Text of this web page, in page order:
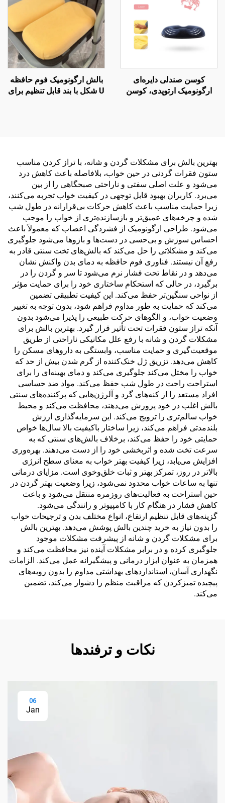
کوسن صندلی دایره‌ای
ارگونومیک ارتوپدی، کوسن
بالش ارگونومیک فوم حافظه
U شکل با بند قابل تنظیم برای
بهترین بالش برای مشکلات گردن و شانه، با تراز کردن مناسب
ستون فقرات گردنی در حین خواب، بلافاصله باعث کاهش درد
می‌شود و علت اصلی سفتی و ناراحتی صبحگاهی را از بین
می‌برد. کاربران بهبود قابل توجهی در کیفیت خواب تجربه می‌کنند،
زیرا حمایت مناسب باعث کاهش حرکات بی‌قرارانه در طول شب
شده و چرخه‌های عمیق‌تر و بازسازنده‌تری از خواب را موجب
می‌شود. طراحی ارگونومیک از فشردگی اعصاب که معمولاً باعث
احساس سوزش و بی‌حسی در دست‌ها و بازوها می‌شود جلوگیری
می‌کند و مشکلاتی را حل می‌کند که بالش‌های تخت سنتی قادر به
رفع آن نیستند. فناوری فوم حافظه به دمای بدن واکنش نشان
می‌دهد و در نقاط تحت فشار نرم می‌شود تا سر و گردن را در
برگیرد، در حالی که استحکام ساختاری خود را برای حمایت مؤثر
از نواحی سنگین‌تر حفظ می‌کند. این کیفیت تطبیقی تضمین
می‌کند که حمایت به طور مداوم فراهم شود، بدون توجه به تغییر
وضعیت خواب، و الگوهای حرکت طبیعی را پذیرا می‌شود بدون
آنکه تراز ستون فقرات تحت تأثیر قرار گیرد. بهترین بالش برای
مشکلات گردن و شانه با رفع علل مکانیکی ناراحتی از طریق
موقعیت‌گیری و حمایت مناسب، وابستگی به داروهای مسکن را
کاهش می‌دهد. تزریق ژل خنک‌کننده از گرم شدن بیش از حد که
خواب را مختل می‌کند جلوگیری می‌کند و دمای بهینه‌ای را برای
استراحت راحت در طول شب حفظ می‌کند. مواد ضد حساسی
افراد مستعد را از کنه‌های گرد و آلرژن‌هایی که پرکننده‌های سنتی
بالش اغلب در خود پرورش می‌دهند، محافظت می‌کند و محیط
خواب سالم‌تری را ترویج می‌کند. این سرمایه‌گذاری ارزش
بلندمدتی فراهم می‌کند، زیرا ساختار باکیفیت بالا سال‌ها خواص
حمایتی خود را حفظ می‌کند، برخلاف بالش‌های سنتی که به
سرعت تخت شده و اثربخشی خود را از دست می‌دهند. بهره‌وری
افزایش می‌یابد، زیرا کیفیت بهتر خواب به معنای سطح انرژی
بالاتر در روز، تمرکز بهتر و ثبات خلق‌وخوی است. مزایای درمانی
تنها به ساعات خواب محدود نمی‌شود، زیرا وضعیت بهتر گردن در
حین استراحت به فعالیت‌های روزمره منتقل می‌شود و باعث
کاهش فشار در هنگام کار با کامپیوتر و رانندگی می‌شود.
گزینه‌های قابل تنظیم ارتفاع، انواع مختلف بدن و ترجیحات خواب
را بدون نیاز به خرید چندین بالش پوشش می‌دهد. بهترین بالش
برای مشکلات گردن و شانه از پیشرفت مشکلات موجود
جلوگیری کرده و در برابر مشکلات آینده نیز محافظت می‌کند و
همزمان به عنوان ابزار درمانی و پیشگیرانه عمل می‌کند. الزامات
نگهداری آسان، استانداردهای بهداشتی مداوم را بدون رویه‌های
پیچیده تمیزکردن که مراقبت منظم را دشوار می‌کند، تضمین
می‌کند.
نکات و ترفندها
06
Jan